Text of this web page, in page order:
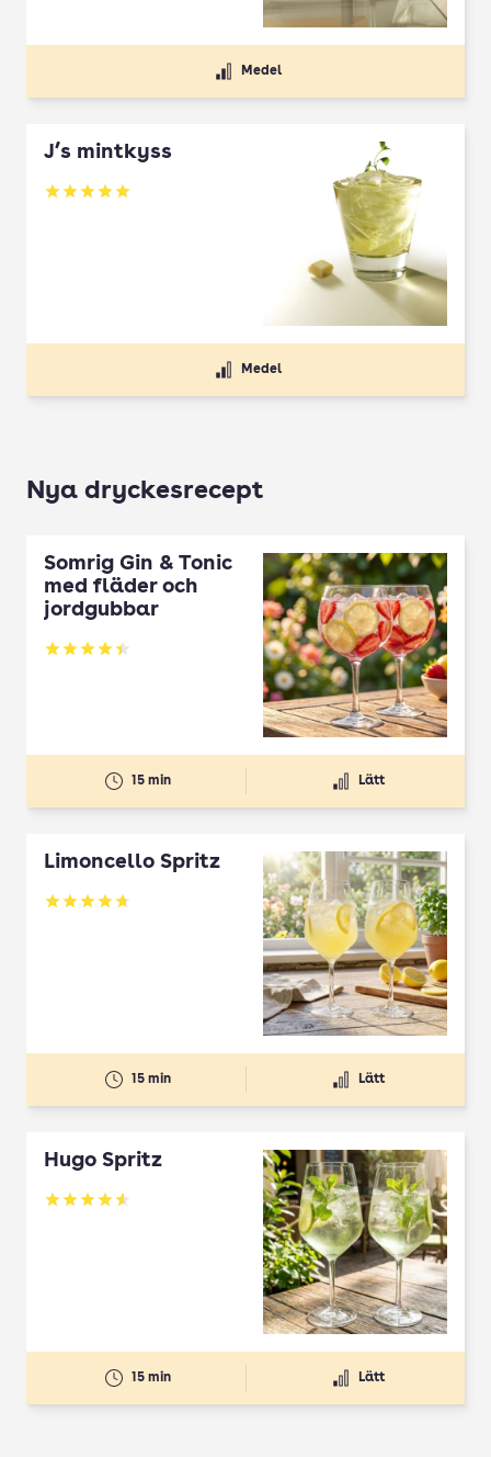
Medel
J’s mintkyss
Betyg: 5 av 5
Medel
Nya dryckesrecept
Somrig Gin & Tonic
med fläder och
jordgubbar
Betyg: 4.45 av 5
15 min Lätt
Limoncello Spritz
Betyg: 4.7 av 5
15 min Lätt
Hugo Spritz
Betyg: 4.61 av 5
15 min Lätt